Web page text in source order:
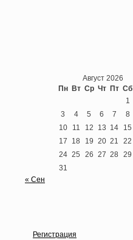
Август 2026
Пн Вт Ср Чт Пт Сб
1
3
4 5 6 7 8
10
11 12 13 14 15
17
18 19 20 21 22
24 25 26 27 28 29
31
« Сен
Регистрация